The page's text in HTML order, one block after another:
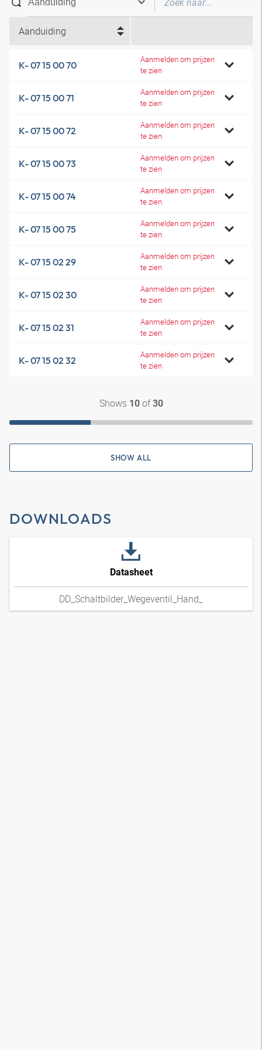
Aanduiding
K- 07 15 00 70
Aanmelden om prijzen
te zien
K- 07 15 00 71
Aanmelden om prijzen
te zien
K- 07 15 00 72
Aanmelden om prijzen
te zien
K- 07 15 00 73
Aanmelden om prijzen
te zien
K- 07 15 00 74
Aanmelden om prijzen
te zien
K- 07 15 00 75
Aanmelden om prijzen
te zien
K- 07 15 02 29
Aanmelden om prijzen
te zien
K- 07 15 02 30
Aanmelden om prijzen
te zien
K- 07 15 02 31
Aanmelden om prijzen
te zien
K- 07 15 02 32
Aanmelden om prijzen
te zien
Shows 10of30
SHOW ALL
DOWNLOADS
Datasheet
DD_Schaltbilder_Wegeventil_Hand_